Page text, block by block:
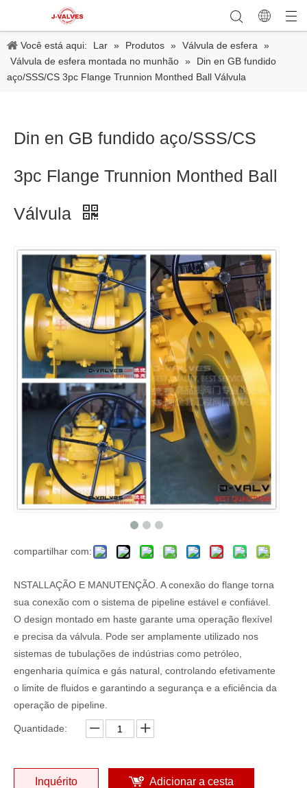
Você está aqui: Lar » Produtos » Válvula de esfera
»
Válvula de esfera montada no munhão »
Din en GB fundido
aço/SSS/CS 3pc Flange Trunnion Monthed Ball Válvula
Din en GB fundido aço/SSS/CS
3pc Flange Trunnion Monthed Ball
Válvula
compartilhar com:
NSTALLAÇÃO E MANUTENÇÃO. A conexão do flange torna
sua conexão com o sistema de pipeline estável e confiável.
O design montado em haste garante uma operação flexível
e precisa da válvula. Pode ser amplamente utilizado nos
sistemas de tubulações de indústrias como petróleo,
engenharia química e gás natural, controlando efetivamente
o limite de fluidos e garantindo a segurança e a eficiência da
operação de pipeline.
Quantidade:
Inquérito Adicionar a cesta